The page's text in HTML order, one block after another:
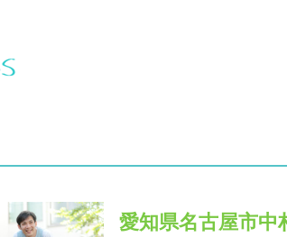
愛知県名古屋市中